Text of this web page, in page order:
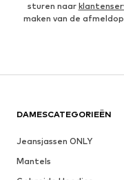
sturen naar
maken van de
DAMESCATEGORIEËN
Jeansjassen ONLY
Mantels